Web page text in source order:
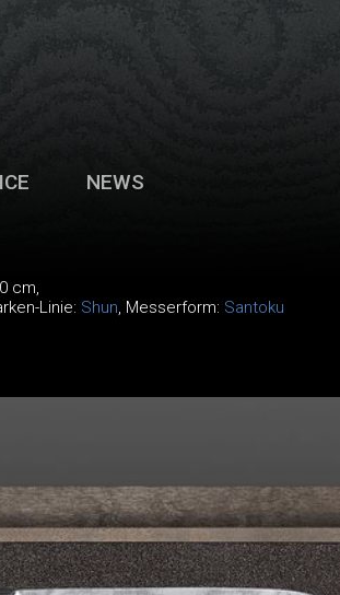
NEWS
cm,
Linie: Shun, Messerform: Santoku